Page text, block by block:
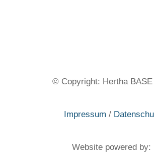
© Copyright: Hertha BASE
Impressum /
Website powered by: